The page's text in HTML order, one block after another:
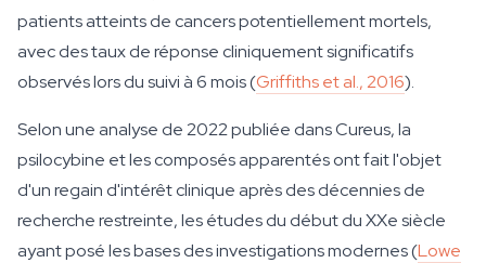
patients atteints de cancers potentiellement mortels,
avec des taux de réponse cliniquement significatifs
observés lors du suivi à 6 mois (Griffiths et al., 2016).
Selon une analyse de 2022 publiée dans Cureus, la
psilocybine et les composés apparentés ont fait l'objet
d'un regain d'intérêt clinique après des décennies de
recherche restreinte, les études du début du XXe siècle
ayant posé les bases des investigations modernes (Lowe